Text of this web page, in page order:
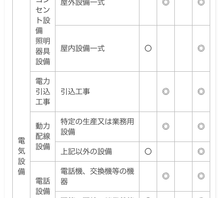
電
気
設
備
セン
ト設
備
照明
器具
設備
屋外設備一式 ◎ ◎
屋内設備一式 〇 ◎
電力
引込
工事
引込工事 ◎ ◎
動力
配線
設備
特定の生産又は業務用
設備
◎ ◎
上記以外の設備 〇 ◎
電話
設備
電話機、交換機等の機
器
◎ ◎